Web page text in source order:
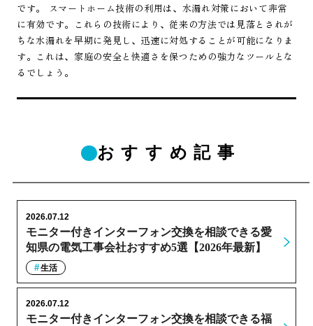
です。 スマートホーム技術の利用は、水漏れ対策において非常
に有効です。これらの技術により、従来の方法では見落とされが
ちな水漏れを早期に発見し、迅速に対処することが可能になりま
す。これは、家庭の安全と快適さを保つための強力なツールとな
るでしょう。
おすすめ記事
モニター付きインターフォン交換を相談できる愛
知県の電気工事会社おすすめ5選【2026年最新】
2026.07.12
生活
モニター付きインターフォン交換を相談できる福
2026.07.12